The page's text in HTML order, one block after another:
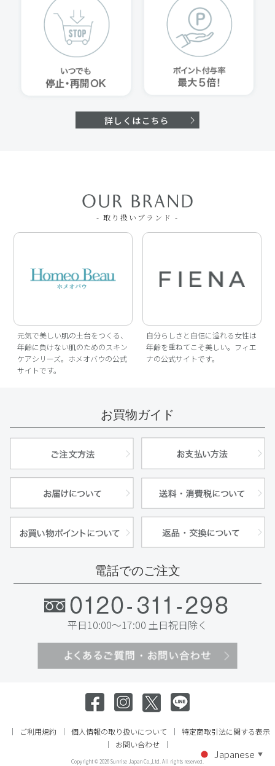
Japanese ▼
- 取り扱いブランド -
元気で美しい肌の土台をつくる、
年齢に負けない肌のためのスキン
ケアシリーズ。ホメオバウの公式
サイトです。
自分らしさと自信に溢れる女性は
年齢を重ねてこそ美しい。フィエ
ナの公式サイトです。
電話でのご注文
平日10:00～17:00 土日祝日除く
お買物ガイド
ご利用規約 個人情報の取り扱いについて
特定商取引法に関する表示
お問い合わせ
Copyright ©2026 Sunrise Japan Co.,Ltd. All rights reserved.